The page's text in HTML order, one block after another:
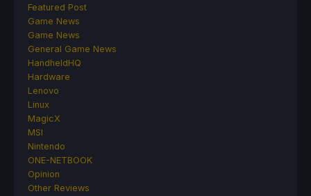
Featured Post
Game News
Game News
General Game News
HandheldHQ
Hardware
Lenovo
Linux
MagicX
MSI
Nintendo
ONE-NETBOOK
Opinion
Other Reviews